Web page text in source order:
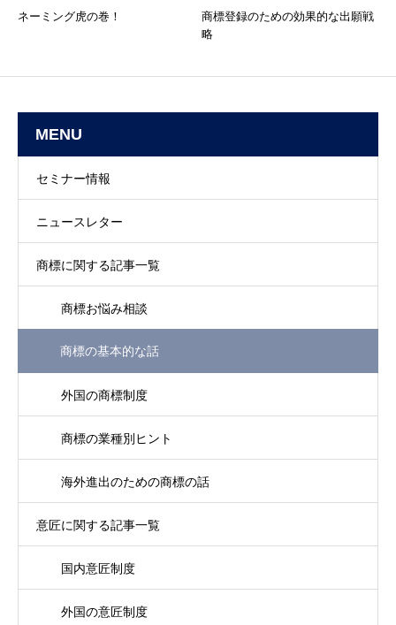
ネーミング虎の巻！
商標登録のための効果的な出願戦
略
MENU
セミナー情報
ニュースレター
商標に関する記事一覧
商標お悩み相談
商標の基本的な話
外国の商標制度
商標の業種別ヒント
海外進出のための商標の話
意匠に関する記事一覧
国内意匠制度
外国の意匠制度